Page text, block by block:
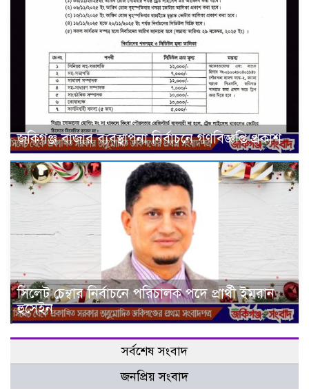
জকিগঞ্জ বাজার ব্যবস্থাপনা নির্বাচনে গণবিজ্ঞপ্তি প্রকাশ
সিলেট চেম্বার নির্বাচনে পরিচালক পদে প্রার্থী ইমরান
হুসেইন
সর্বশেষ সংবাদ
জনপ্রিয় সংবাদ